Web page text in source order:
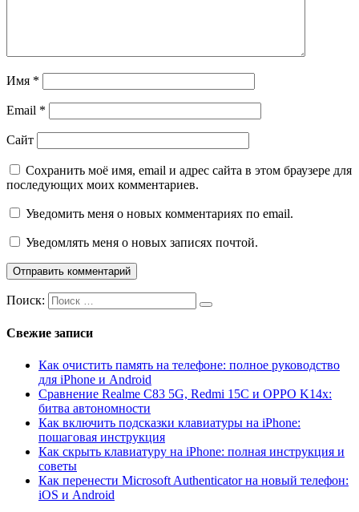
Имя *
Email *
Сайт
Сохранить моё имя, email и адрес сайта в этом браузере для
последующих моих комментариев.
Уведомить меня о новых комментариях по email.
Уведомлять меня о новых записях почтой.
Поиск:
Свежие записи
Как очистить память на телефоне: полное руководство
для iPhone и Android
Сравнение Realme C83 5G, Redmi 15C и OPPO K14x:
битва автономности
Как включить подсказки клавиатуры на iPhone:
пошаговая инструкция
Как скрыть клавиатуру на iPhone: полная инструкция и
советы
Как перенести Microsoft Authenticator на новый телефон:
iOS и Android